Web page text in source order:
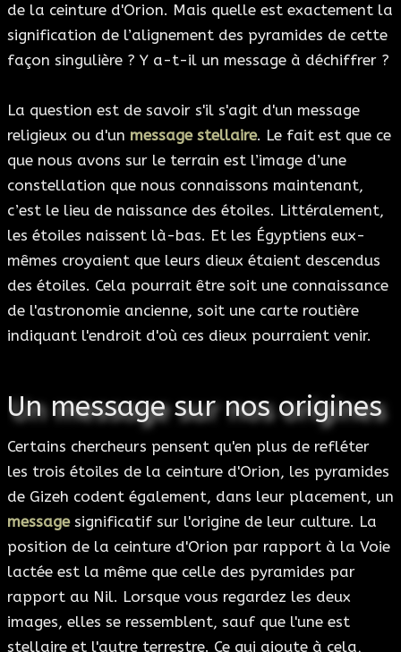
de la ceinture d'Orion. Mais quelle est exactement la
signification de l’alignement des pyramides de cette
façon singulière ? Y a-t-il un message à déchiffrer ?
La question est de savoir s'il s'agit d'un message
religieux ou d'un message stellaire. Le fait est que ce
que nous avons sur le terrain est l’image d’une
constellation que nous connaissons maintenant,
c’est le lieu de naissance des étoiles. Littéralement,
les étoiles naissent là-bas. Et les Égyptiens eux-
mêmes croyaient que leurs dieux étaient descendus
des étoiles. Cela pourrait être soit une connaissance
de l'astronomie ancienne, soit une carte routière
indiquant l'endroit d'où ces dieux pourraient venir.
Un message sur nos origines
Certains chercheurs pensent qu'en plus de refléter
les trois étoiles de la ceinture d'Orion, les pyramides
de Gizeh codent également, dans leur placement, un
messagesignificatif sur l'origine de leur culture. La
position de la ceinture d'Orion par rapport à la Voie
lactée est la même que celle des pyramides par
rapport au Nil. Lorsque vous regardez les deux
images, elles se ressemblent, sauf que l'une est
stellaire et l'autre terrestre. Ce qui ajoute à cela,